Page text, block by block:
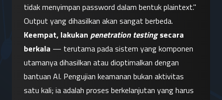
tidak menyimpan password dalam bentuk plaintext."
Output yang dihasilkan akan sangat berbeda.
Keempat, lakukan penetration testing secara
berkala — terutama pada sistem yang komponen
utamanya dihasilkan atau dioptimalkan dengan
bantuan AI. Pengujian keamanan bukan aktivitas
satu kali; ia adalah proses berkelanjutan yang harus